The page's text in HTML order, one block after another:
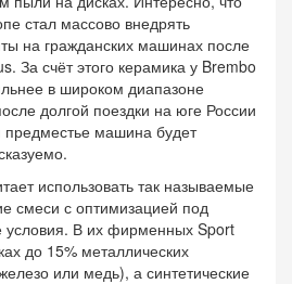
стал массово внедрять
на гражданских машинах после
За счёт этого керамика у Brembo
в широком диапазоне
долгой поездки на юге России
машина будет
использовать так называемые
смеси с оптимизацией под
условия. В их фирменных Sport
до 15% металлических
или медь), а синтетические